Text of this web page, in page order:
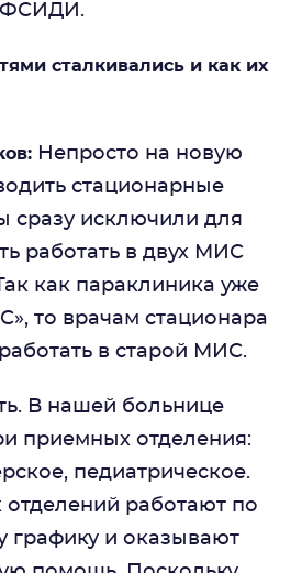
ФСИДИ.
сталкивались и как их
Непросто на новую
стационарные
сразу исключили для
работать в двух МИС
как параклиника уже
то врачам стационара
в старой МИС.
В нашей больнице
приемных отделения:
педиатрическое.
отделений работают по
графику и оказывают